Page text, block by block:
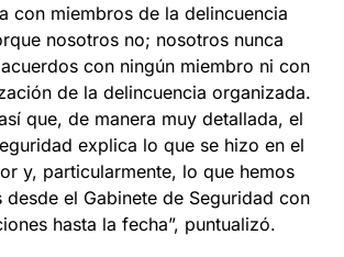
con miembros de la delincuencia
nosotros no; nosotros nunca
con ningún miembro ni con
de la delincuencia organizada.
que, de manera muy detallada, el
explica lo que se hizo en el
y, particularmente, lo que hemos
desde el Gabinete de Seguridad con
hasta la fecha”, puntualizó.